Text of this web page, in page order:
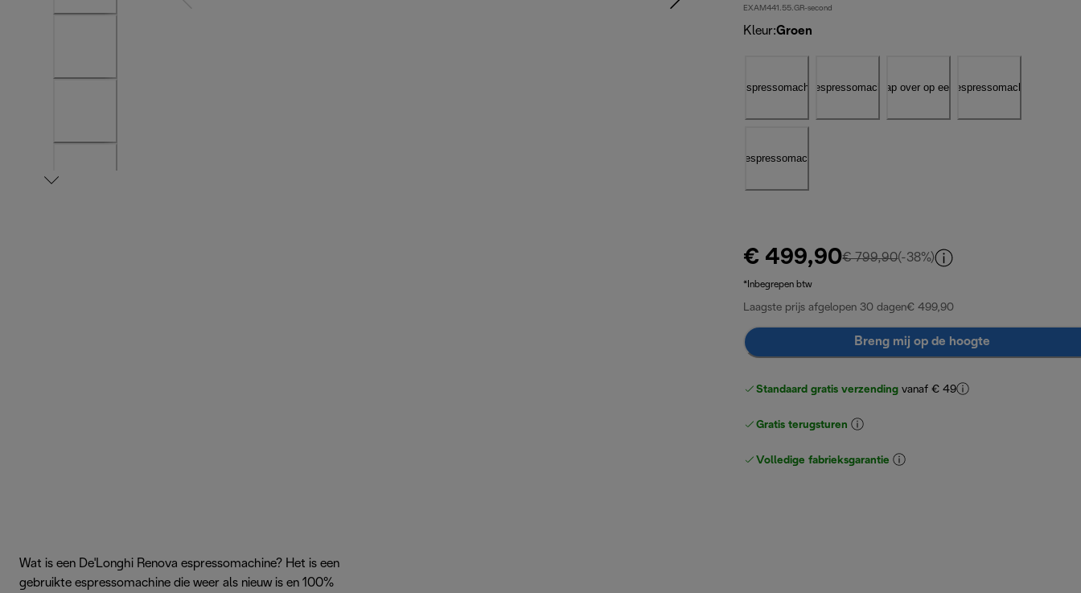
EXAM441.55.GR-second
Kleur:Groen
€ 499,90€ 799,90originele prijs € 799,90
(-38%)
*Inbegrepen btw
Laagste prijs afgelopen 30 dagen€ 499,90
Breng mij op de hoogte
Standaard gratis verzending vanaf € 49
Gratis terugsturen
Volledige fabrieksgarantie
Wat is een De'Longhi Renova espressomachine? Het is een
gebruikte espressomachine die weer als nieuw is en 100%